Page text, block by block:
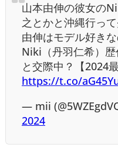
山本由伸の彼女の
之とかと沖縄行っ
由伸はモデル好きな
Niki（丹羽仁希）
と交際中？【2024最
https://t.co/
— mii
2024